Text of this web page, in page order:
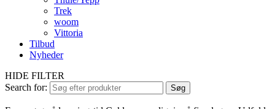
Trek
woom
Vittoria
Tilbud
Nyheder
HIDE FILTER
Search for:
Søg